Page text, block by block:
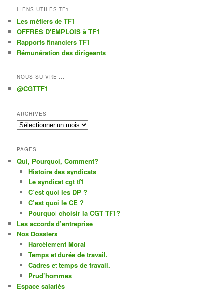
LIENS UTILES TF1
Les métiers de TF1
OFFRES D'EMPLOIS à TF1
Rapports financiers TF1
Rémunération des dirigeants
NOUS SUIVRE ...
@CGTTF1
ARCHIVES
Archives
PAGES
Qui, Pourquoi, Comment?
Histoire des syndicats
Le syndicat cgt tf1
C’est quoi les DP ?
C’est quoi le CE ?
Pourquoi choisir la CGT TF1?
Les accords d’entreprise
Nos Dossiers
Harcèlement Moral
Temps et durée de travail.
Cadres et temps de travail.
Prud’hommes
Espace salariés